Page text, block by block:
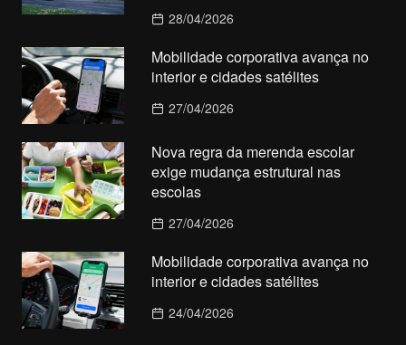
28/04/2026
Mobilidade corporativa avança no
interior e cidades satélites
27/04/2026
Nova regra da merenda escolar
exige mudança estrutural nas
escolas
27/04/2026
Mobilidade corporativa avança no
interior e cidades satélites
24/04/2026